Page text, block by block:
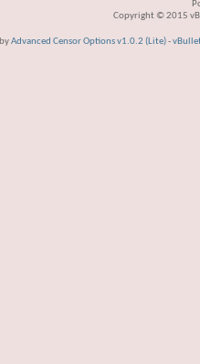
Copyright © 2015
Advanced Censor Options v1.0.2 (Lite)-